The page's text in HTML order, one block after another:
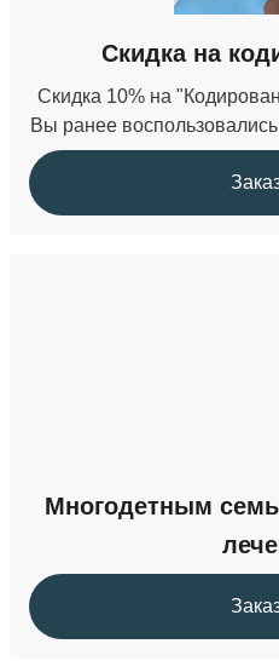
Скидка на
Скидка 10% на
Вы ранее
Многодетным